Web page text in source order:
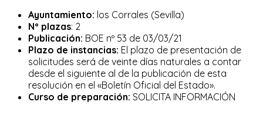
entrada:
la
entrada:
Ayuntamiento: los Corrales (Sevilla)
Nº plazas: 2
Publicación: BOE nº 53 de 03/03/21
Plazo de instancias: El plazo de presentación de
solicitudes será de veinte días naturales a contar
desde el siguiente al de la publicación de esta
resolución en el «Boletín Oficial del Estado».
Curso de preparación: SOLICITA INFORMACIÓN